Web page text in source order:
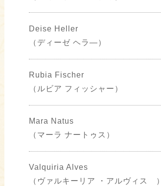
Deise Heller
（ディーゼ ヘラ―）
Rubia Fischer
（ルビア フィッシャー）
Mara Natus
（マーラ ナートゥス）
Valquiria Alves
（ヴァルキーリア ・アルヴィス ）